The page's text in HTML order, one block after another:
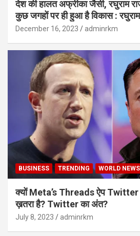
देश की हालत अफ्रीका जैसी, रघुराम राजन
कुछ जगहों पर ही हुआ है विकास :
December 16, 2023 adminrkm
BUSINESS TRENDING WORLD NEWS
क्यों Meta’s Threads ऐप
ख़तरा है? Twitter का अंत?
July 8, 2023 adminrkm